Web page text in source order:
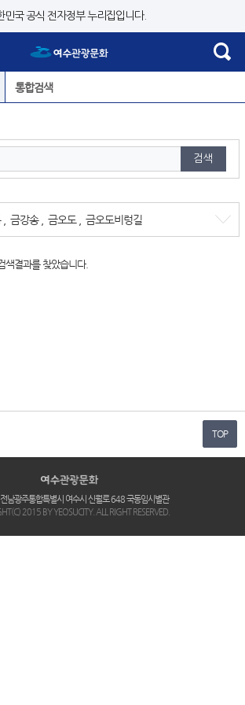
민국 공식 전자정부 누리집입니다.
통합검색
, 금강송, 금오도 금오도비렁길
색결과를 찾았습니다.
TOP
남광주통합특별시 여수시 신월로 648 국동임시별관
2015 BY YEOSUCITY. ALL RIGHT RESERVED.